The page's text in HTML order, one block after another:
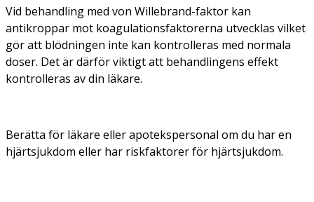
Vid behandling med von Willebrand-faktor kan
antikroppar mot koagulationsfaktorerna utvecklas vilket
gör att blödningen inte kan kontrolleras med normala
doser. Det är därför viktigt att behandlingens effekt
kontrolleras av din läkare.
Berätta för läkare eller apotekspersonal om du har en
hjärtsjukdom eller har riskfaktorer för hjärtsjukdom.